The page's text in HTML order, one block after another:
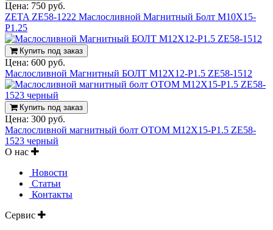
Цена: 750 руб.
ZETA ZE58-1222 Маслосливной Магнитный Болт M10X15-
P1.25
Купить под заказ
Цена: 600 руб.
Маслосливной Магнитный БОЛТ M12X12-P1.5 ZE58-1512
Купить под заказ
Цена: 300 руб.
Маслосливной магнитный болт OTOM M12X15-P1.5 ZE58-
1523 черный
О нас
Новости
Статьи
Контакты
Сервис